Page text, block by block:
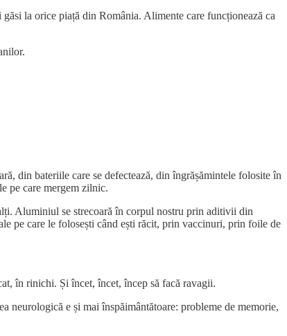
la orice piață din România. Alimente care funcționează ca
din bateriile care se defectează, din îngrășămintele folosite în
pe care mergem zilnic.
Aluminiul se strecoară în corpul nostru prin aditivii din
pe care le folosești când ești răcit, prin vaccinuri, prin foile de
în rinichi. Și încet, încet, încep să facă ravagii.
neurologică e și mai înspăimântătoare: probleme de memorie,